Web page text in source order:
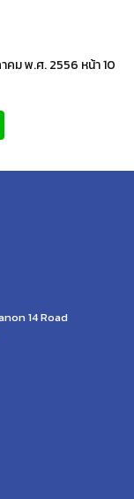
ม พ.ศ. 2556 หน้า 10
14 Road